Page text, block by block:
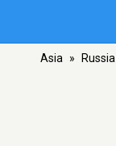
Asia » Russia